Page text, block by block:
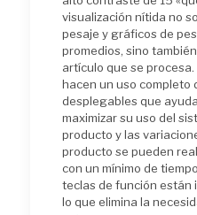
visualización nítida no
pesaje y gráficos de
promedios, sino
artículo que se
hacen un uso completo
desplegables que
maximizar su uso del
producto y las
producto se pueden
con un mínimo de
teclas de función están
lo que elimina la